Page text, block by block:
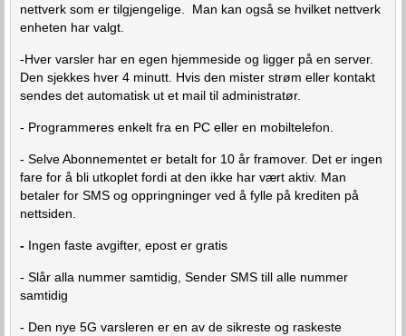
nettverk som er tilgjengelige. Man kan også se hvilket nettverk
enheten har valgt.
-Hver varsler har en egen hjemmeside og ligger på en server.
Den sjekkes hver 4 minutt. Hvis den mister strøm eller kontakt
sendes det automatisk ut et mail til administratør.
- Programmeres enkelt fra en PC eller en mobiltelefon.
- Selve Abonnementet er betalt for 10 år framover. Det er ingen
fare for å bli utkoplet fordi at den ikke har vært aktiv. Man
betaler for SMS og oppringninger ved å fylle på krediten på
nettsiden.
- Ingen faste avgifter, epost er gratis
- Slår alla nummer samtidig, Sender SMS till alle nummer
samtidig
- Den nye 5G varsleren er en av de sikreste og raskeste